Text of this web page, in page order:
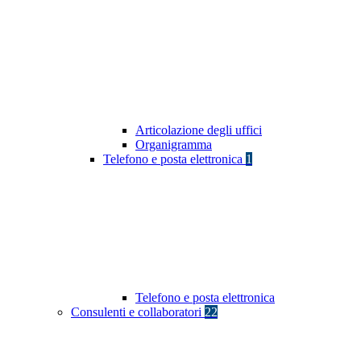
Articolazione degli uffici
Organigramma
Telefono e posta elettronica 1
Telefono e posta elettronica
Consulenti e collaboratori 22